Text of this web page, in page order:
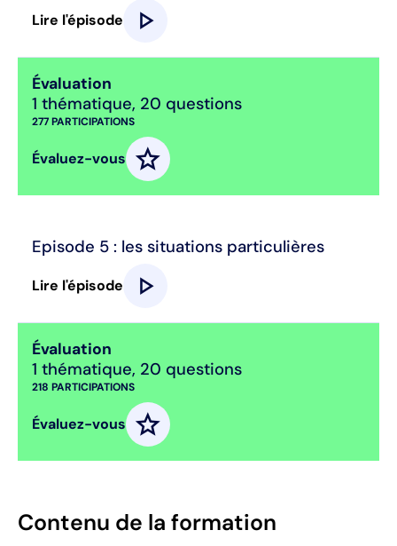
Lire l'épisode play_arrow
Évaluation
1 thématique, 20 questions
277PARTICIPATIONS
Évaluez-vous star
Episode 5 : les situations particulières
Lire l'épisode play_arrow
Évaluation
1 thématique, 20 questions
218 PARTICIPATIONS
Évaluez-vous star
Contenu de la formation